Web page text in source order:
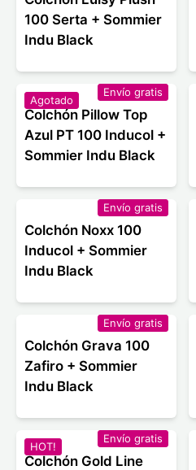
100 Serta + Sommier
Indu Black
Agotado
Envío gratis
Colchón Pillow Top
Azul PT 100 Inducol +
Sommier Indu Black
Envío gratis
Colchón Noxx 100
Inducol + Sommier
Indu Black
Envío gratis
Colchón Grava 100
Zafiro + Sommier
Indu Black
HOT!
Envío gratis
Colchón Gold Line